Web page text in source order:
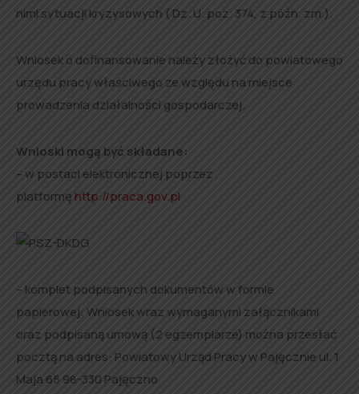
nimi sytuacji kryzysowych ( Dz. U. poz. 374, z późn. zm.).
Wniosek o dofinansowanie należy złożyć do powiatowego
urzędu pracy właściwego ze względu na miejsce
prowadzenia działalności gospodarczej.
Wnioski mogą być składane:
– w postaci elektronicznej poprzez
platformę http://praca.gov.pl
– komplet podpisanych dokumentów w formie
papierowej: Wniosek wraz wymaganymi załącznikami
oraz podpisaną umową (2 egzemplarze) można przesłać
pocztą na adres: Powiatowy Urząd Pracy w Pajęcznie ul. 1
Maja 65 98-330 Pajęczno.